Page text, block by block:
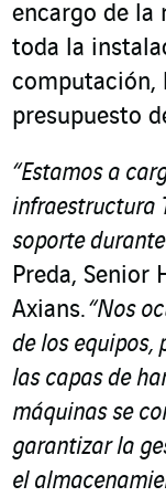
encargo de la
toda la
computación,
presupuesto
“Estamos a
infraestructura
soporte
Preda, Senior
Axians.“Nos
de los equipos,
las capas de
máquinas se
garantizar la
el